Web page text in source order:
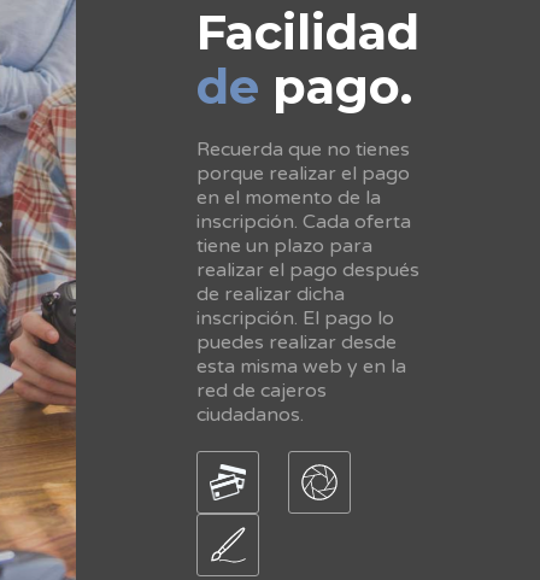
Facilidad
de pago.
Recuerda que no tienes
porque realizar el pago
en el momento de la
inscripción. Cada oferta
tiene un plazo para
realizar el pago después
de realizar dicha
inscripción. El pago lo
puedes realizar desde
esta misma web y en la
red de cajeros
ciudadanos.